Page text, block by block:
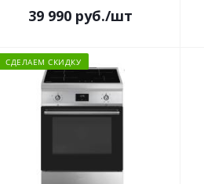
39 990 руб./шт
СДЕЛАЕМ СКИДКУ